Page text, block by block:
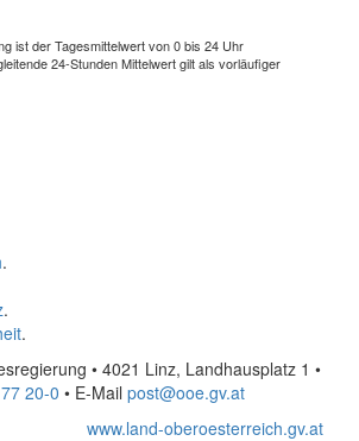
ist der Tagesmittelwert von 0 bis 24 Uhr
24-Stunden Mittelwert gilt als vorläufiger
.
.
.
• 4021 Linz, Landhausplatz 1 •
20-0 • E-Mail post@ooe.gv.at
www.land-oberoesterreich.gv.at